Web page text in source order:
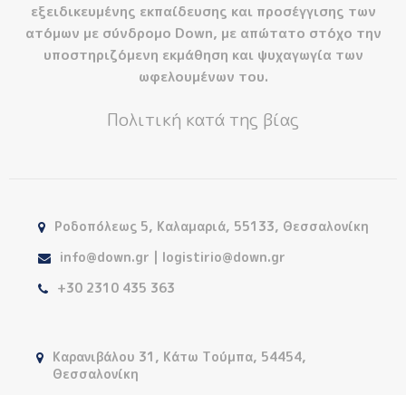
εξειδικευμένης εκπαίδευσης και προσέγγισης των
ατόμων με σύνδρομο Down, με απώτατο στόχο την
υποστηριζόμενη εκμάθηση και ψυχαγωγία των
ωφελουμένων του.
Πολιτική κατά της βίας
Ροδοπόλεως 5, Καλαμαριά, 55133, Θεσσαλονίκη
info@down.gr | logistirio@down.gr
+30 2310 435 363
Καρανιβάλου 31, Κάτω Τούμπα, 54454,
Θεσσαλονίκη